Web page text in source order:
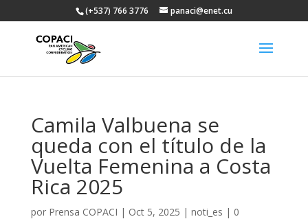
(+537) 766 3776 panaci@enet.cu
Camila Valbuena se
queda con el título de la
Vuelta Femenina a Costa
Rica 2025
por Prensa COPACI | Oct 5, 2025 | noti_es | 0